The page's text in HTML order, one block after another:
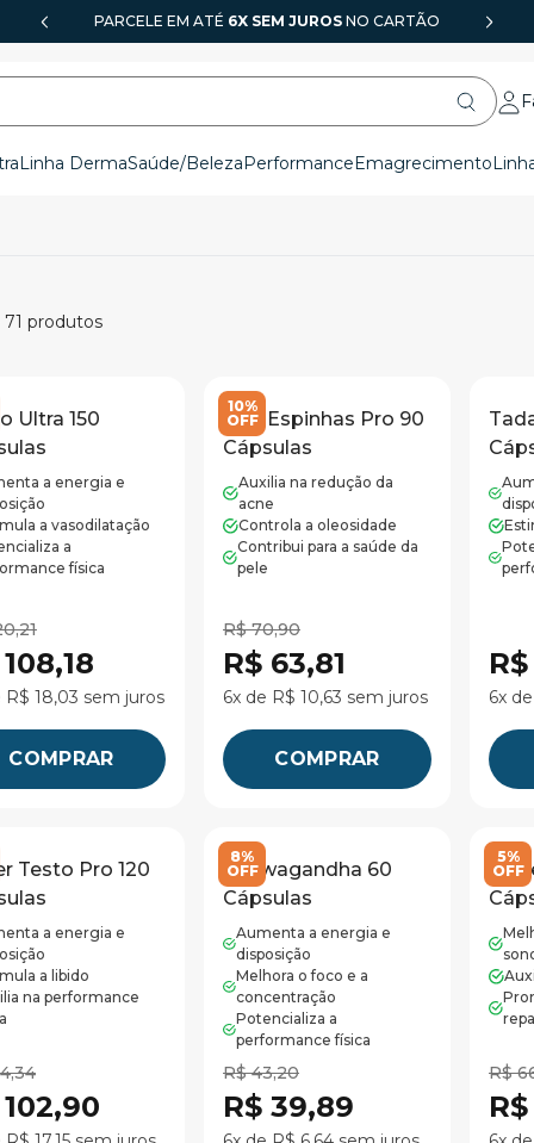
USE O CUPOM GFARMAE GANHE 10% OFF NA 1ª COMPRA
6X SEM JUROS
Linha DermaSaúde/BelezaPerformanceEmagrecimento
71 produtos
Ultra 150
a energia e
a vasodilatação
a
física
R$ 18,03 sem juros
COMPRAR
10%
OFF
Anti Espinhas Pro 90
Cápsulas
Auxilia na redução da
acne
Controla a oleosidade
Contribui para a saúde da
pele
R$ 70,90
R$ 63,81
6x de R$ 10,63 sem juros
COMPRAR
6x
Testo Pro 120
a energia e
a libido
na performance
8%
OFF
Ashwagandha 60
Cápsulas
Aumenta a energia e
disposição
Melhora o foco e a
concentração
Potencializa a
performance física
R$ 43,20
R$ 39,89
5%
OFF
R$